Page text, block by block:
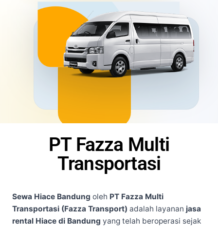
PT Fazza Multi
Transportasi
Sewa Hiace Bandung oleh PT Fazza Multi
Transportasi (Fazza Transport) adalah layanan jasa
rental Hiace di Bandung yang telah beroperasi sejak